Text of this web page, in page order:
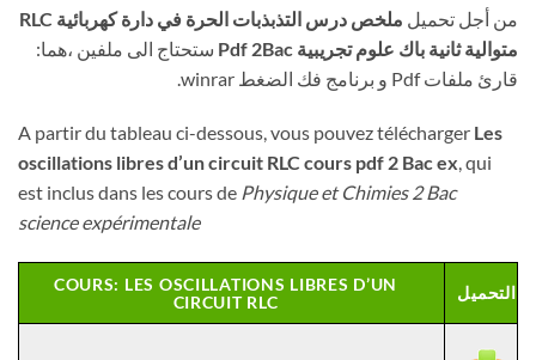
من أجل تحميل
ملخص درس التذبذبات الحرة في دارة كهربائية RLC
متوالية ثانية باك علوم تجريبية Pdf 2Bac
ستحتاج الى ملفين ،هما:
قارئ ملفات Pdf و برنامج فك الضغط winrar.
A partir du tableau ci-dessous, vous pouvez télécharger Les
oscillations libres d’un circuit RLC cours pdf 2 Bac ex, qui
est inclus dans les cours de Physique et Chimies 2 Bac
science expérimentale
التحميل
COURS: LES OSCILLATIONS LIBRES D’UN
CIRCUIT RLC